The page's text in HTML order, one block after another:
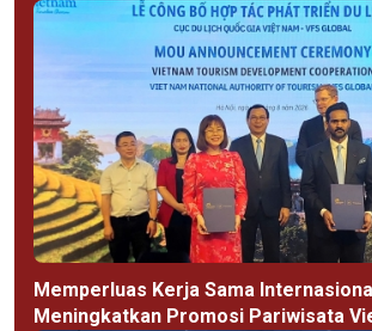
Memperluas Kerja Sama
Meningkatkan Promosi Pariwisata